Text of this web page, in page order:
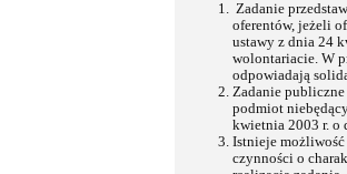
Zadanie
oferentów, jeżeli
ustawy z dnia 24
wolontariacie. W
odpowiadają
Zadanie publiczne
podmiot
kwietnia 2003 r. o
Istnieje możliwość
czynności o